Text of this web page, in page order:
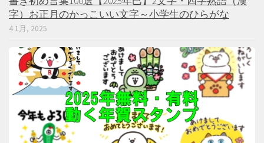
字）お正月のかっこいい文字～小学生のひらがな
4 1月, 2025